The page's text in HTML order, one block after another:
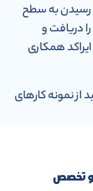
رسیدن به سطح
دریافت و
همکاری
از نمونه کارهای
و تخصص